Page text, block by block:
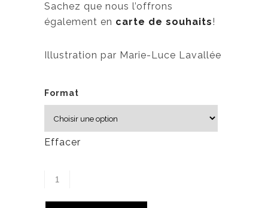
9
0
5
Sachez que nous l’offrons
également en carte de souhaits!
Illustration par Marie-Luce Lavallée
Format
Effacer